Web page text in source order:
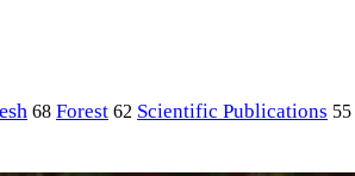
68 Forest 62 Scientific Publications 55